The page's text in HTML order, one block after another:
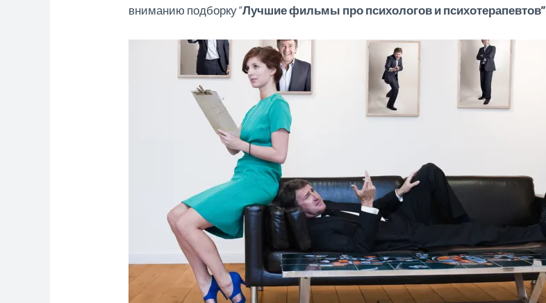
вниманию подборку “Лучшие фильмы про психологов и психотерапевтов”